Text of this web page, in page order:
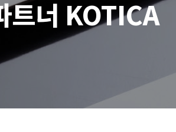
트너 KOTICA